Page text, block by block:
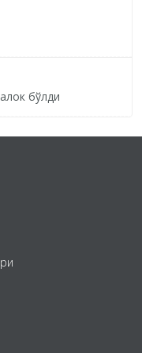
бўлди